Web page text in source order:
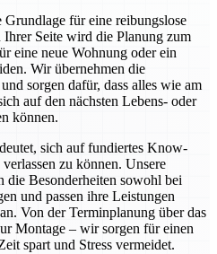
für eine reibungslose
Seite wird die Planung zum
eine neue Wohnung oder ein
Wir übernehmen die
sorgen dafür, dass alles wie am
auf den nächsten Lebens- oder
können.
sich auf fundiertes Know-
zu können. Unsere
die Besonderheiten sowohl bei
und passen ihre Leistungen
Von der Terminplanung über das
Montage – wir sorgen für einen
spart und Stress vermeidet.